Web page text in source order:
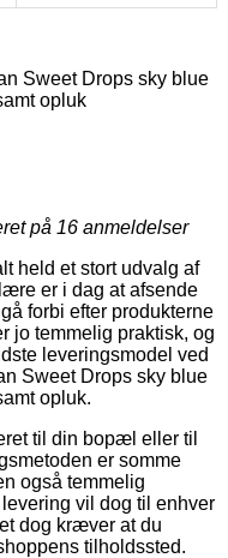
Sweet Drops sky blue
opluk
på 16 anmeldelser
held et stort udvalg af
er i dag at afsende
forbi efter produkterne
jo temmelig praktisk, og
leveringsmodel ved
Sweet Drops sky blue
opluk.
til din bopæl eller til
er somme
også temmelig
vil dog til enhver
dog kræver at du
tilholdssted.